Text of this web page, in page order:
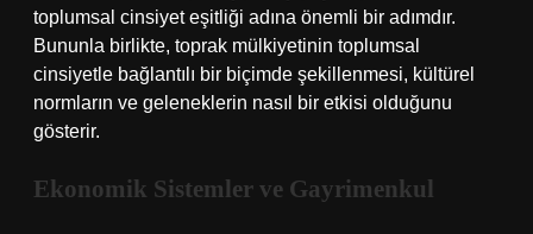
toplumsal cinsiyet eşitliği adına önemli bir adımdır.
Bununla birlikte, toprak mülkiyetinin toplumsal
cinsiyetle bağlantılı bir biçimde şekillenmesi, kültürel
normların ve geleneklerin nasıl bir etkisi olduğunu
gösterir.
Ekonomik Sistemler ve Gayrimenkul